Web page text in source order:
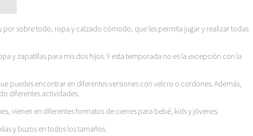
por sobre todo, ropa y calzado cómodo, que les permita jugar y realizar todas
y zapatillas para mis dos hijos. Y esta temporada no es la excepción con la
puedes encontrar en diferentes versiones con velcro o cordones. Además,
diferentes actividades.
vienen en diferentes formatos de cierres para bebé, kids y jóvenes.
y buzos en todos los tamaños.